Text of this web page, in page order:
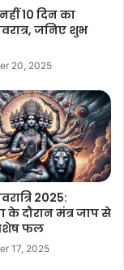
की आप सभी को
10 दिन का
जनिए शुभ
20, 2025
2025:
के दौरान मंत्र जाप से
फल
17, 2025